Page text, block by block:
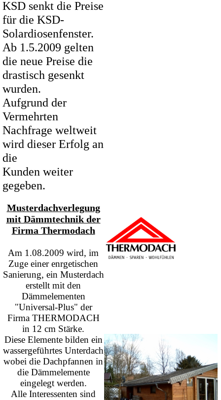
KSD senkt die Preise
für die KSD-
Solardiosenfenster.
Ab 1.5.2009 gelten
die neue Preise die
drastisch gesenkt
wurden.
Aufgrund der
Vermehrten
Nachfrage weltweit
wird dieser Erfolg an
die
Kunden weiter
gegeben.
Musterdachverlegung
mit Dämmtechnik der
Firma Thermodach
Am 1.08.2009 wird, im
Zuge einer enrgetischen
Sanierung, ein Musterdach
erstellt mit den
Dämmelementen
"Universal-Plus" der
Firma THERMODACH
in 12 cm Stärke.
Diese Elemente bilden ein
wassergeführtes Unterdach
wobei die Dachpfannen in
die Dämmelemente
eingelegt werden.
Alle Interessenten sind